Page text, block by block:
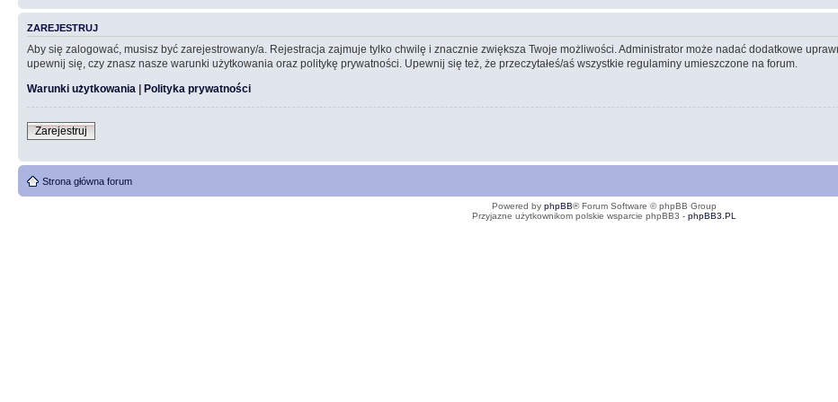
ZAREJESTRUJ
Aby się zalogować, musisz być zarejestrowany/a. Rejestracja zajmuje tylko chwilę i znacznie zwiększa Twoje możliwości. Administrator może nadać dodatkowe
upewnij się, czy znasz nasze warunki użytkowania oraz politykę prywatności. Upewnij się też, że przeczytałeś/aś wszystkie regulaminy umieszczone na forum.
Warunki użytkowania | Polityka prywatności
Zarejestruj
Strona główna forum
Powered by phpBB® Forum Software © phpBB Group
Przyjazne użytkownikom polskie wsparcie phpBB3 - phpBB3.PL